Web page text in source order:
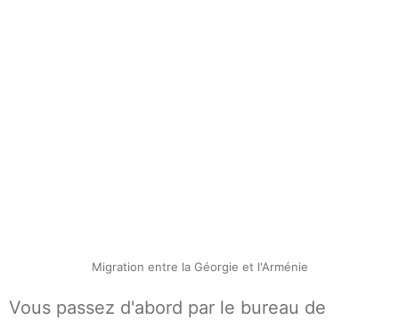
Migration entre la Géorgie et l'Arménie
Vous passez d'abord par le bureau de